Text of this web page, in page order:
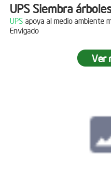
UPS Siembra
UPS apoya al medio ambiente
Envigado
Ver